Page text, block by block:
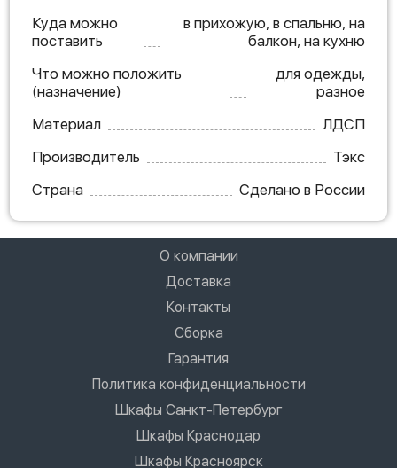
Куда можно
поставить
в прихожую, в спальню, на
балкон, на кухню
Что можно положить
(назначение)
для одежды,
разное
Материал
ЛДСП
Производитель
Тэкс
Страна
Сделано в России
О компании
Доставка
Контакты
Сборка
Гарантия
Политика конфиденциальности
Шкафы Санкт-Петербург
Шкафы Краснодар
Шкафы Красноярск